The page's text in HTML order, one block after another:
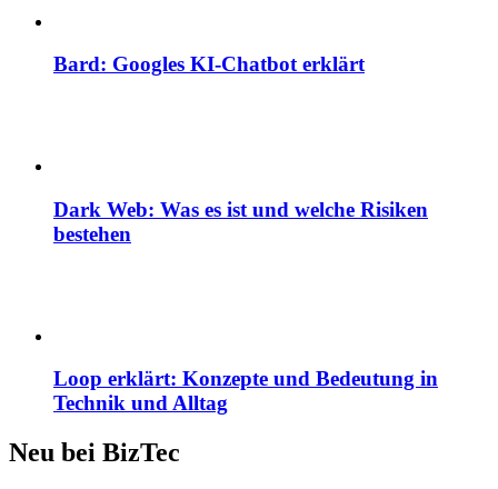
Bard: Googles KI-Chatbot erklärt
Dark Web: Was es ist und welche Risiken
bestehen
Loop erklärt: Konzepte und Bedeutung in
Technik und Alltag
Neu bei BizTec